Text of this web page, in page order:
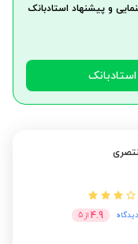
و پیشنهاد استادبانک
4.9 از 5